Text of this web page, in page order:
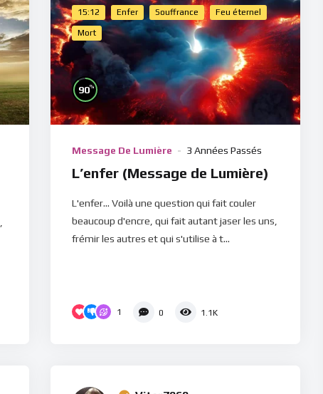
15:12 Enfer Souffrance Feu éternel
Mort
90%
Message De Lumière 3 Années Passés
L’enfer (Message de Lumière)
L'enfer... Voilà une question qui fait couler
beaucoup d'encre, qui fait autant jaser les uns,
frémir les autres et qui s'utilise à t...
1 0 1.1K